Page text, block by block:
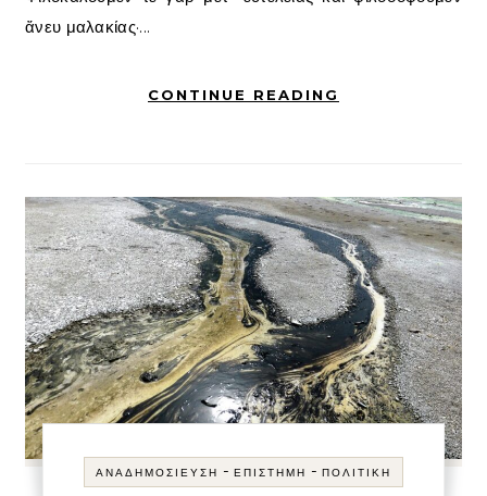
ἄνευ μαλακίας·...
CONTINUE READING
ΑΝΑΔΗΜΟΣΊΕΥΣΗ - ΕΠΙΣΤΉΜΗ - ΠΟΛΙΤΙΚΉ